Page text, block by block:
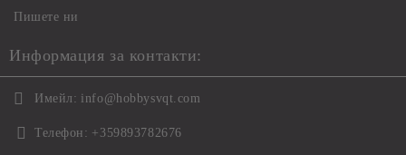
Пишете ни
Информация за контакти:
Имейл: info@hobbysvqt.com
Телефон: +359893782676